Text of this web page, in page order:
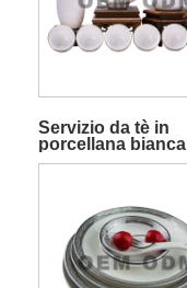
Servizio da tè in
porcellana bianca